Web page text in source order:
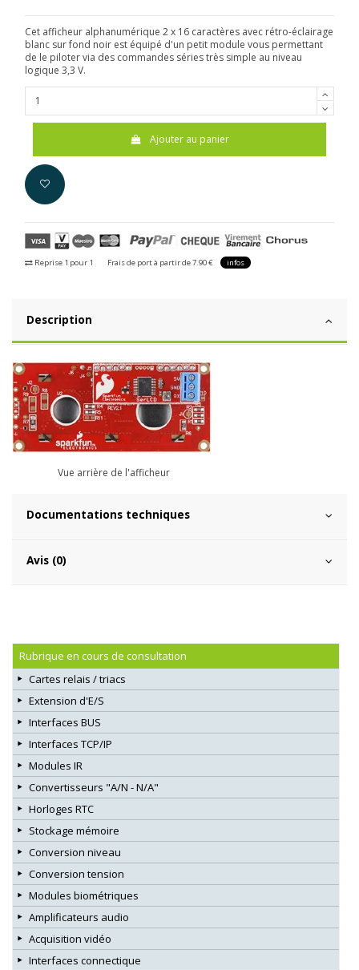
Cet afficheur alphanumérique 2 x 16 caractères avec rétro-éclairage
blanc sur fond noir est équipé d'un petit module vous permettant
de le piloter via des commandes séries très simple au niveau
logique 3,3 V.
Ajouter au panier
Reprise 1 pour 1 Frais de port à partir de 7.90 € infos
Description
Vue arrière de l'afficheur
Documentations techniques
Avis (0)
Rubrique en cours de consultation
Cartes relais / triacs
Extension d'E/S
Interfaces BUS
Interfaces TCP/IP
Modules IR
Convertisseurs "A/N - N/A"
Horloges RTC
Stockage mémoire
Conversion niveau
Conversion tension
Modules biométriques
Amplificateurs audio
Acquisition vidéo
Interfaces connectique